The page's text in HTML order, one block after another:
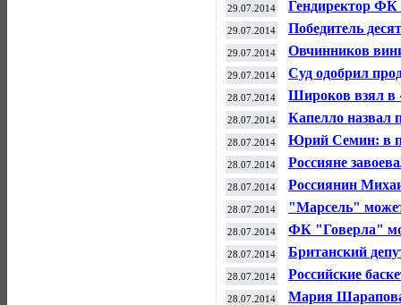
29.07.2014
Гендиректор
вернулись в
29.07.2014
Победитель
определится в
29.07.2014
Овчинников
Акинфеева на
29.07.2014 Суд одобрил
28.07.2014 Широков взял в
28.07.2014
Капелло назвал
Акинфеева и
28.07.2014
Юрий Семин: в
намерен
28.07.2014
Россияне
по велотреку
28.07.2014 Россиянин
28.07.2014
"Марсель"
в "Валенсию"
28.07.2014
ФК "Говерла"
чемпионате
28.07.2014
Британский
кондитерский
28.07.2014
Российские
финале
28.07.2014
Мария Шарапова